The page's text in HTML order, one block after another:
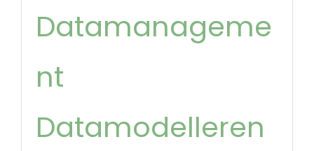
Datamanageme
nt
Datamodelleren